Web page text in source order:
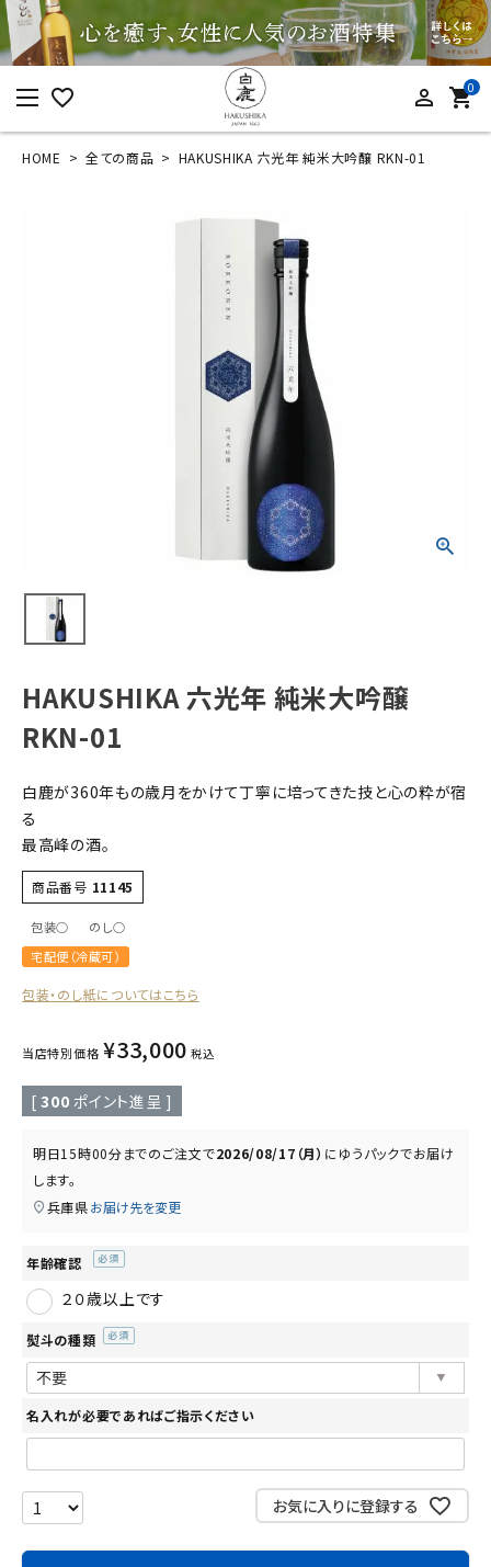
favorite_border person_outline 0
shopping_cart
ログイン 新規会員登録
食品
酒器
キーワードから探す
受賞酒
飲み比べ
セット
大容量
新商品
読み物
HOME 全ての商品 HAKUSHIKA 六光年 純米大吟醸 RKN-01
HAKUSHIKA 六光年 純米大吟醸
RKN-01
白鹿が360年もの歳月をかけて丁寧に培ってきた技と心の粋が宿
る
最高峰の酒。
商品番号 11145
包装○
のし○
宅配便（冷蔵可）
包装・のし紙についてはこちら
当店特別価格 ¥33,000 税込
[ 300 ポイント進呈 ]
明日15時00分までのご注文で2026/08/17（月） に ゆうパックでお届け
します。
兵庫県お届け先を変更
年齢確認
須)
２０歳以上です
熨斗の種類
名入れが必要であればご指示ください
お気に入りに登録する